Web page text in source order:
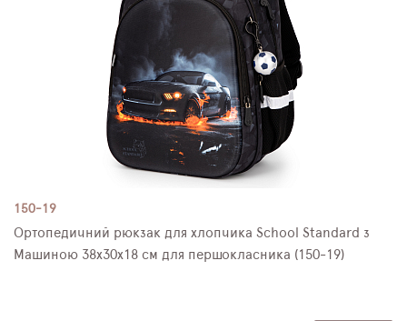
150-19
Ортопедичний рюкзак для хлопчика School Standard з
Машиною 38х30х18 см для першокласника (150-19)